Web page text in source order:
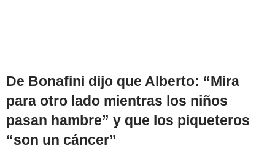
De Bonafini dijo que Alberto: “Mira
para otro lado mientras los niños
pasan hambre” y que los piqueteros
“son un cáncer”